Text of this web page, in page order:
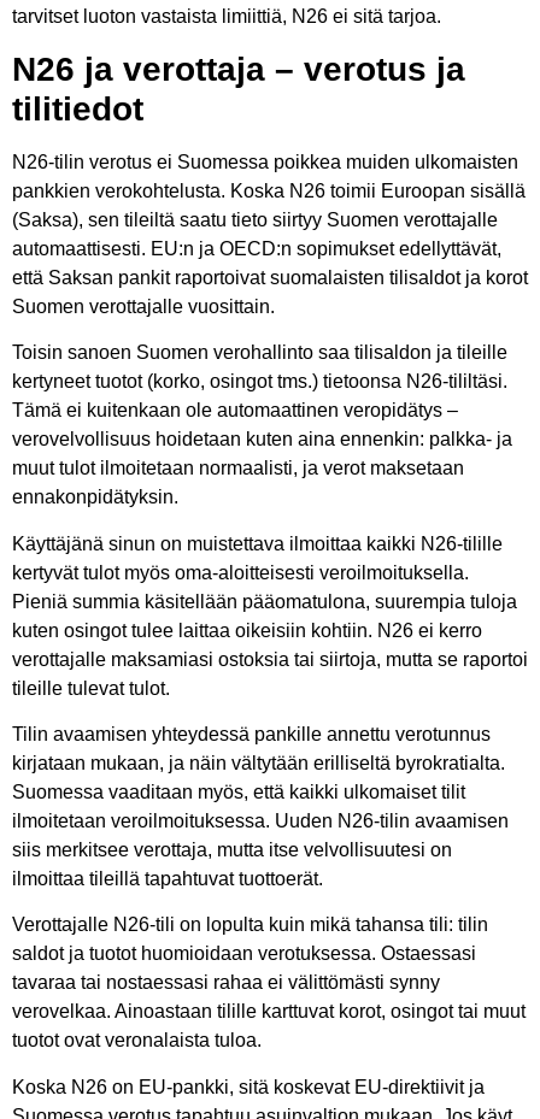
tarvitset luoton vastaista limiittiä, N26 ei sitä tarjoa.
N26 ja verottaja – verotus ja
tilitiedot
N26-tilin verotus ei Suomessa poikkea muiden ulkomaisten
pankkien verokohtelusta. Koska N26 toimii Euroopan sisällä
(Saksa), sen tileiltä saatu tieto siirtyy Suomen verottajalle
automaattisesti. EU:n ja OECD:n sopimukset edellyttävät,
että Saksan pankit raportoivat suomalaisten tilisaldot ja korot
Suomen verottajalle vuosittain.
Toisin sanoen Suomen verohallinto saa tilisaldon ja tileille
kertyneet tuotot (korko, osingot tms.) tietoonsa N26-tililtäsi.
Tämä ei kuitenkaan ole automaattinen veropidätys –
verovelvollisuus hoidetaan kuten aina ennenkin: palkka- ja
muut tulot ilmoitetaan normaalisti, ja verot maksetaan
ennakonpidätyksin.
Käyttäjänä sinun on muistettava ilmoittaa kaikki N26-tilille
kertyvät tulot myös oma-aloitteisesti veroilmoituksella.
Pieniä summia käsitellään pääomatulona, suurempia tuloja
kuten osingot tulee laittaa oikeisiin kohtiin. N26 ei kerro
verottajalle maksamiasi ostoksia tai siirtoja, mutta se raportoi
tileille tulevat tulot.
Tilin avaamisen yhteydessä pankille annettu verotunnus
kirjataan mukaan, ja näin vältytään erilliseltä byrokratialta.
Suomessa vaaditaan myös, että kaikki ulkomaiset tilit
ilmoitetaan veroilmoituksessa. Uuden N26-tilin avaamisen
siis merkitsee verottaja, mutta itse velvollisuutesi on
ilmoittaa tileillä tapahtuvat tuottoerät.
Verottajalle N26-tili on lopulta kuin mikä tahansa tili: tilin
saldot ja tuotot huomioidaan verotuksessa. Ostaessasi
tavaraa tai nostaessasi rahaa ei välittömästi synny
verovelkaa. Ainoastaan tilille karttuvat korot, osingot tai muut
tuotot ovat veronalaista tuloa.
Koska N26 on EU-pankki, sitä koskevat EU-direktiivit ja